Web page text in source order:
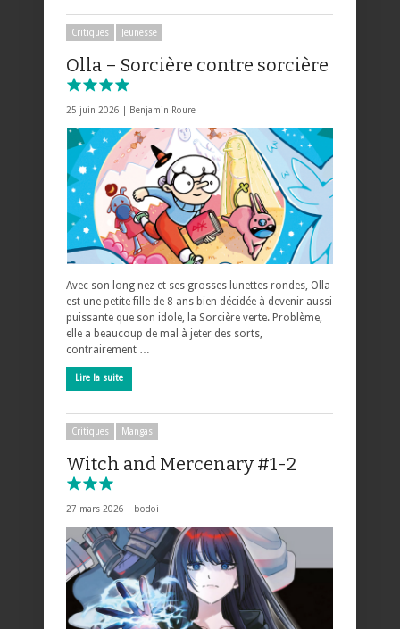
Critiques Jeunesse
Olla – Sorcière contre sorcière
25 juin 2026 | Benjamin Roure
Avec son long nez et ses grosses lunettes rondes, Olla
est une petite fille de 8 ans bien décidée à devenir aussi
puissante que son idole, la Sorcière verte. Problème,
elle a beaucoup de mal à jeter des sorts,
contrairement …
Lire la suite
Critiques Mangas
Witch and Mercenary #1-2
27 mars 2026 | bodoi